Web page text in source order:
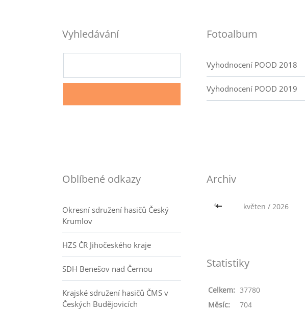
Vyhledávání Fotoalbum
Vyhodnocení POOD 2018
Vyhodnocení POOD 2019
Oblíbené odkazy
Okresní sdružení hasičů Český
Krumlov
HZS ČR Jihočeského kraje
SDH Benešov nad Černou
Krajské sdružení hasičů ČMS v
Českých Budějovicích
Archiv
<< květen / 2026
Statistiky
Celkem: 37780
Měsíc:
704